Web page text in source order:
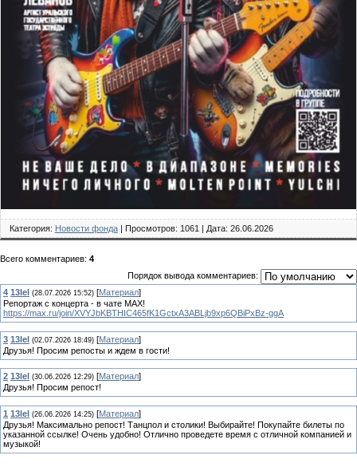
Категория: Новости фонда| Просмотров: 1061 | Дата: 26.06.2026
Всего комментариев: 4
Порядок вывода комментариев:
4 13lel (28.07.2026 15:52) [Материал]
Репортаж с концерта - в чате МАХ!
https://max.ru/join/XVYJbKBTHIC465fK1GctxA3ABLjb9xp6QBiPxBz-ggA
3 13lel (02.07.2026 18:49) [Материал]
Друзья! Просим репосты и ждем в гости!
2 13lel (30.06.2026 12:29) [Материал]
Друзья! Просим репост!
1 13lel (26.06.2026 14:25) [Материал]
Друзья! Максимально репост! Танцпол и столики! Выбирайте! Покупайте билеты по
указанной ссылке! Очень удобно! Отлично проведете время с отличной компанией и
музыкой!